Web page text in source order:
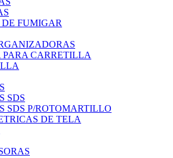
FUMIGAR
CARRETILLA
SDS
SDS P/ROTOMARTILLO
DE TELA